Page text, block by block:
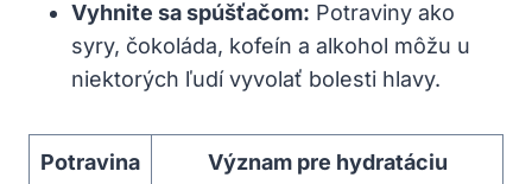
Vyhnite sa spúšťačom: Potraviny ako
syry, čokoláda, kofeín a alkohol môžu u
niektorých ľudí vyvolať bolesti hlavy.
Potravina Význam pre hydratáciu